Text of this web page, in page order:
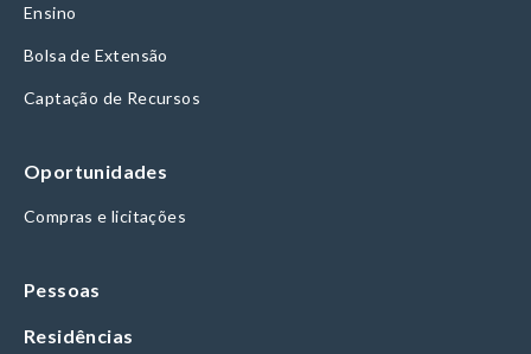
Ensino
Bolsa de Extensão
Captação de Recursos
Oportunidades
Compras e licitações
Pessoas
Residências